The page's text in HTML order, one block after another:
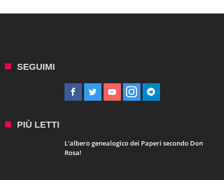
SEGUIMI
PIÙ LETTI
L’albero genealogico dei Paperi secondo Don
Rosa!